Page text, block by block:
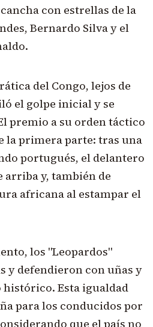
con estrellas de la
Bernardo Silva y el
del Congo, lejos de
el golpe inicial y se
premio a su orden táctico
la primera parte: tras una
portugués, el delantero
arriba y, también de
africana al estampar el
los "Leopardos"
y defendieron con uñas y
Esta igualdad
para los conducidos por
que el país no